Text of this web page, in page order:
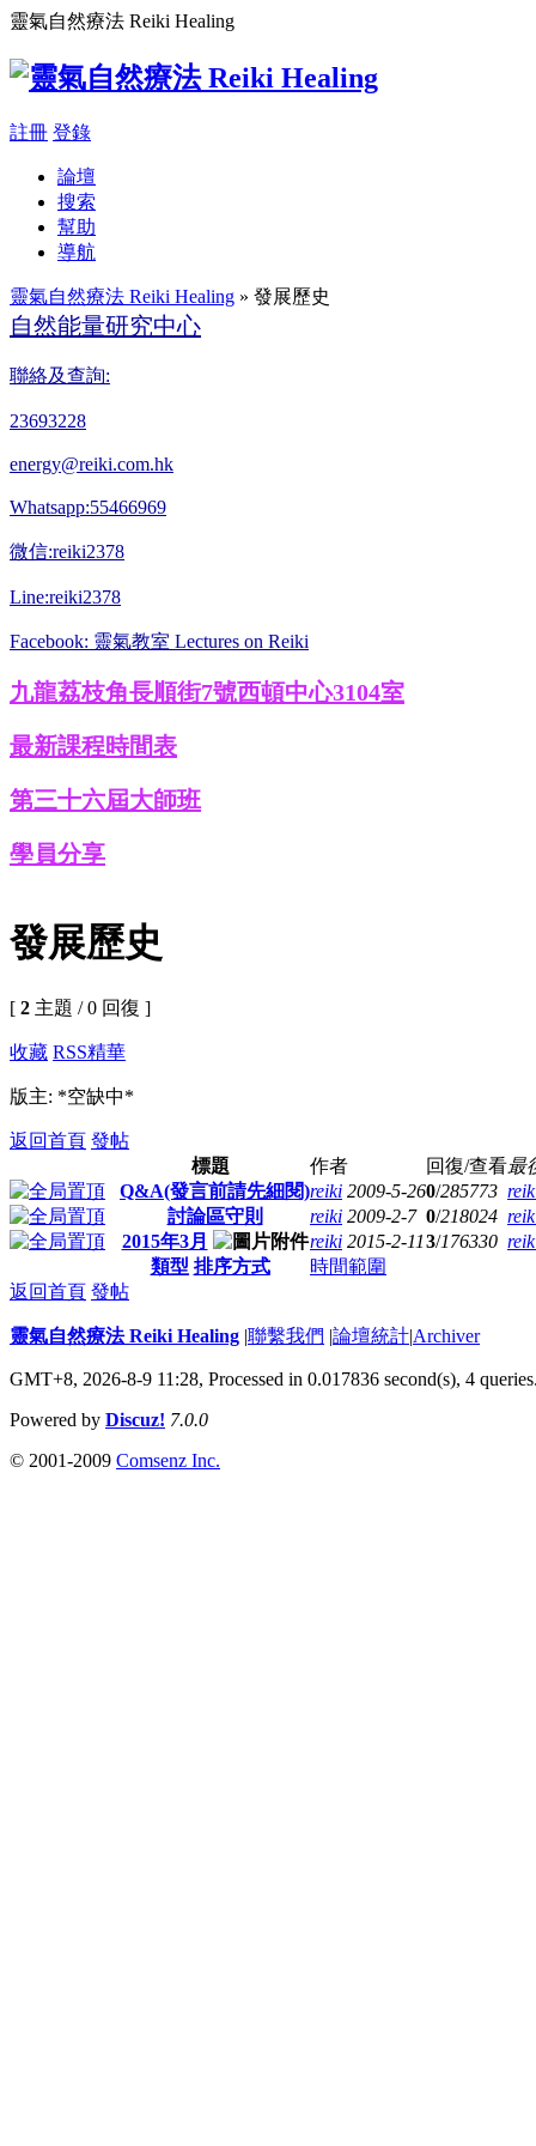
靈氣自然療法 Reiki Healing
註冊 登錄
論壇
搜索
幫助
導航
靈氣自然療法 Reiki Healing » 發展歷史
自然能量研究中心
聯絡及查詢:
23693228
energy@reiki.com.hk
Whatsapp:55466969
微信:reiki2378
Line:reiki2378
Facebook: 靈氣教室 Lectures on Reiki
九龍荔枝角長順街7號西頓中心3104室
最新課程時間表
第三十六屆大師班
學員分享
發展歷史
[ 2 主題 / 0 回復 ]
收藏 RSS精華
版主: *空缺中*
返回首頁 發帖
標題
作者 回復/查看最
Q&A(發言前請先細閱)reiki 2009-5-260/285773
討論區守則
reiki 2009-2-7 0/218024
2015年3月
reiki 2015-2-113/176330
類型 排序方式
時間範圍
返回首頁 發帖
靈氣自然療法 Reiki Healing |聯繫我們 |論壇統計|Archiver
GMT+8, 2026-8-9 11:28, Processed in 0.017836 second(s), 4 queries
Powered by Discuz! 7.0.0
© 2001-2009 Comsenz Inc.